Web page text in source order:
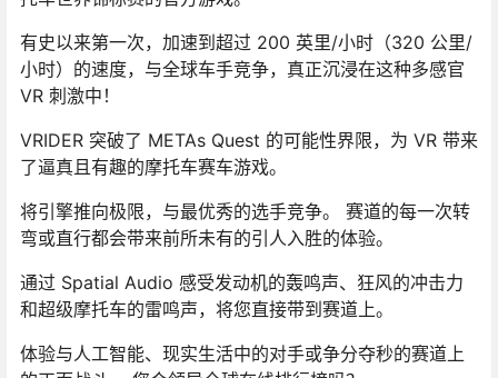
有史以来第一次，加速到超过 200 英里/小时（320 公里/
小时）的速度，与全球车手竞争，真正沉浸在这种多感官
VR 刺激中！
VRIDER 突破了 METAs Quest 的可能性界限，为 VR 带来
了逼真且有趣的摩托车赛车游戏。
将引擎推向极限，与最优秀的选手竞争。 赛道的每一次转
弯或直行都会带来前所未有的引人入胜的体验。
通过 Spatial Audio 感受发动机的轰鸣声、狂风的冲击力
和超级摩托车的雷鸣声，将您直接带到赛道上。
体验与人工智能、现实生活中的对手或争分夺秒的赛道上